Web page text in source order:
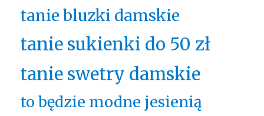
tanie bluzki damskie
tanie sukienki do 50 zł
tanie swetry damskie
to będzie modne jesienią